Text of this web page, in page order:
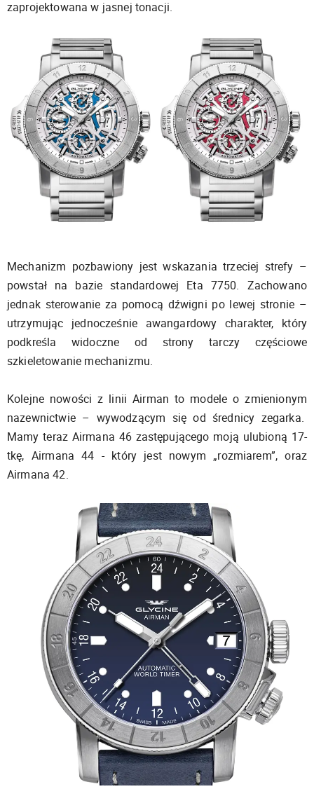
zaprojektowana w jasnej tonacji.
Mechanizm pozbawiony jest wskazania trzeciej strefy –
powstał na bazie standardowej Eta 7750. Zachowano
jednak sterowanie za pomocą dźwigni po lewej stronie –
utrzymując jednocześnie awangardowy charakter, który
podkreśla widoczne od strony tarczy częściowe
szkieletowanie mechanizmu.
Kolejne nowości z linii Airman to modele o zmienionym
nazewnictwie – wywodzącym się od średnicy zegarka.
Mamy teraz Airmana 46 zastępującego moją ulubioną 17-
tkę, Airmana 44 - który jest nowym „rozmiarem”, oraz
Airmana 42.